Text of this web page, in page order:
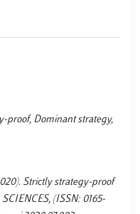
proof, Dominant strategy,
Strictly strategy-proof
(ISSN: 0165-